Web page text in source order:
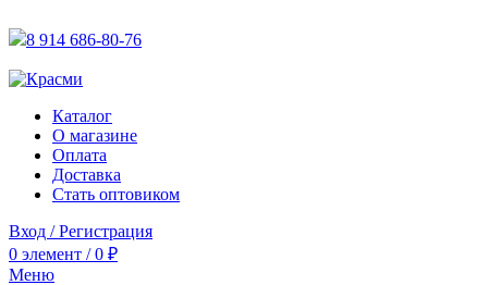
8 914 686-80-76
Каталог
О магазине
Оплата
Доставка
Стать оптовиком
Вход / Регистрация
0 элемент / 0 ₽
Меню